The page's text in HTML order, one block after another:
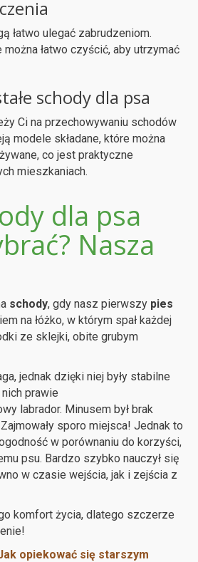
łatwo ulegać zabrudzeniom.
łatwo czyścić, aby utrzymać
schody dla psa
Ci na przechowywaniu schodów
modele składane, które można
co jest praktyczne
mieszkaniach.
dla psa
Nasza
schody, gdy nasz pierwszy pies
na łóżko, w którym spał każdej
ze sklejki, obite grubym
jednak dzięki niej były stabilne
prawie
labrador. Minusem był brak
sporo miejsca! Jednak to
w porównaniu do korzyści,
psu. Bardzo szybko nauczył się
w czasie wejścia, jak i zejścia z
komfort życia, dlatego szczerze
opiekować się starszym